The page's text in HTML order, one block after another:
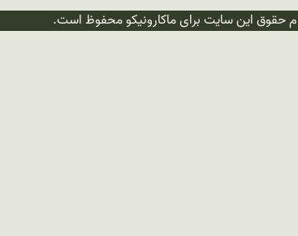
حقوق این سایت برای ماکارونیکو محفوظ است.